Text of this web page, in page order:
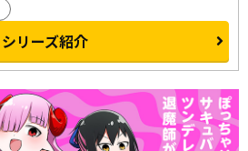
シリーズ紹介